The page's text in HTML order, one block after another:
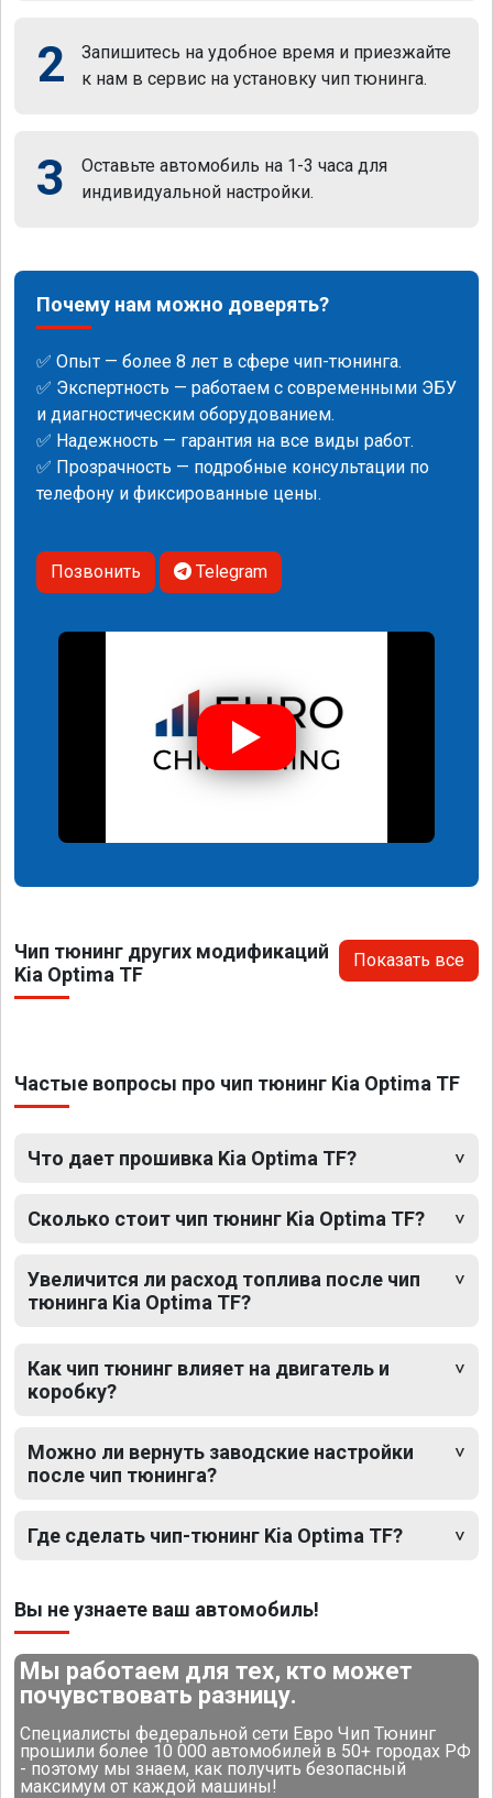
2
Запишитесь на удобное время и приезжайте
к нам в сервис на установку чип тюнинга.
3
Оставьте автомобиль на 1-3 часа для
индивидуальной настройки.
Почему нам можно доверять?
✅ Опыт — более 8 лет в сфере чип-тюнинга.
✅ Экспертность — работаем с современными ЭБУ
и диагностическим оборудованием.
✅ Надежность — гарантия на все виды работ.
✅ Прозрачность — подробные консультации по
телефону и фиксированные цены.
Позвонить Telegram
Чип тюнинг других модификаций
Kia Optima TF
Показать все
Частые вопросы про чип тюнинг Kia Optima TF
Что дает прошивка Kia Optima TF?
Сколько стоит чип тюнинг Kia Optima TF?
Увеличится ли расход топлива после чип
тюнинга Kia Optima TF?
Как чип тюнинг влияет на двигатель и
коробку?
Можно ли вернуть заводские настройки
после чип тюнинга?
Где сделать чип-тюнинг Kia Optima TF?
Вы не узнаете ваш автомобиль!
Мы работаем для тех, кто может
почувствовать разницу.
Специалисты федеральной сети Евро Чип Тюнинг
прошили более 10 000 автомобилей в 50+ городах РФ
- поэтому мы знаем, как получить безопасный
максимум от каждой машины!